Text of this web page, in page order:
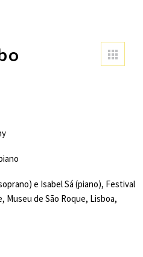
e Isabel Sá (piano), Festival
Museu de São Roque, Lisboa,